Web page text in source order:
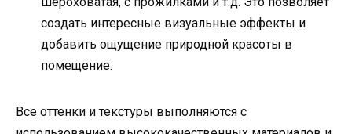
создать интересные визуальные эффекты и
добавить ощущение природной красоты в
помещение.
Все оттенки и текстуры выполняются с